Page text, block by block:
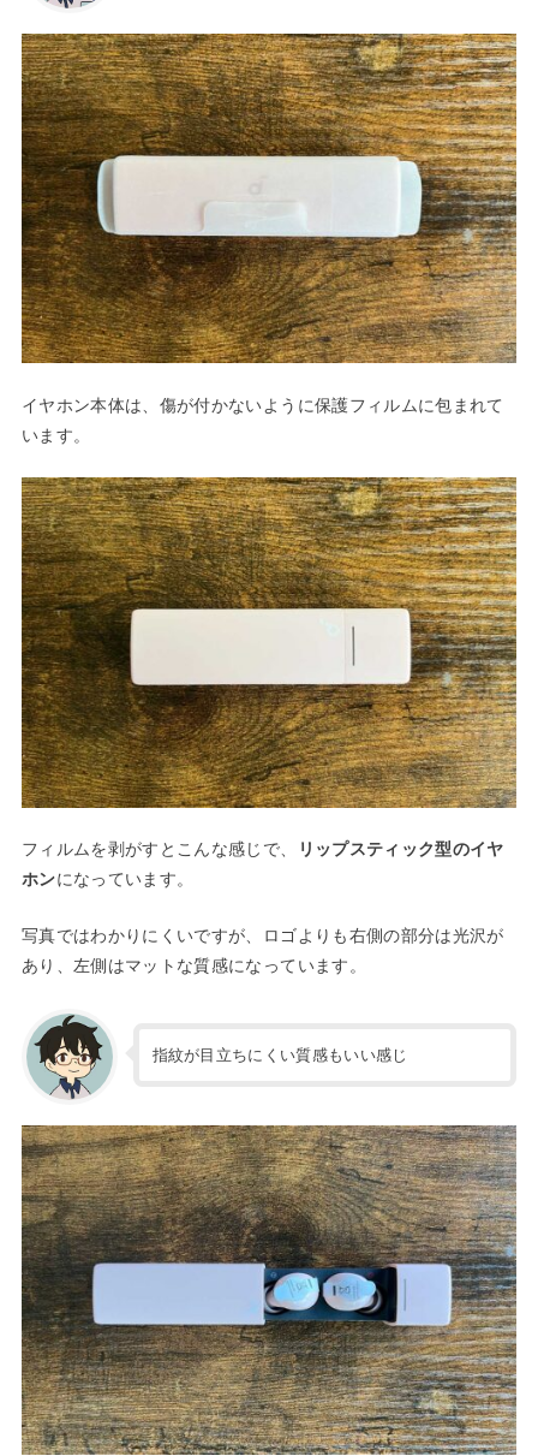
イヤホン本体は、傷が付かないように保護フィルムに包まれて
います。
フィルムを剥がすとこんな感じで、
リップスティック型のイヤ
ホンになっています。
写真ではわかりにくいですが、ロゴよりも右側の部分は光沢が
あり、左側はマットな質感になっています。
指紋が目立ちにくい質感もいい感じ